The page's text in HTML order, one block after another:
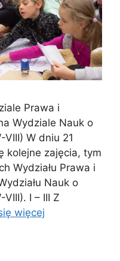
Prawa i
Wydziale Nauk o
W dniu 21
kolejne zajęcia, tym
Wydziału Prawa i
Nauk o
I – III Z
więcej